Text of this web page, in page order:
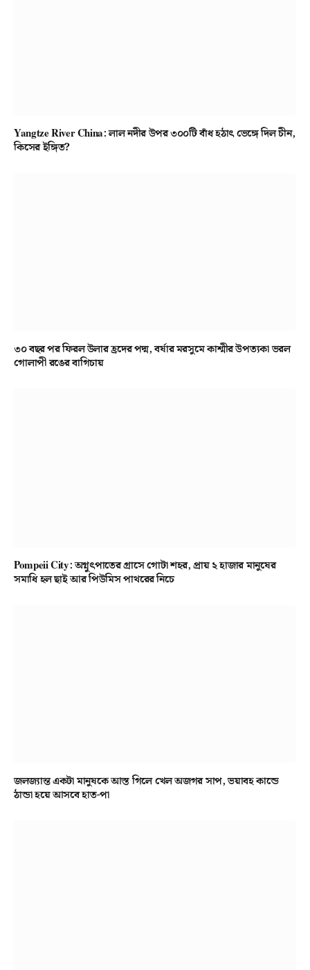
Yangtze River China: লাল নদীর উপর ৩০০টি বাঁধ হঠাৎ ভেঙ্গে দিল চীন,
কিসের ইঙ্গিত?
৩০ বছর পর ফিরল উলার হ্রদের পদ্ম, বর্ষার মরসুমে কাশ্মীর উপত্যকা ভরল
গোলাপী রঙের বাগিচায়
Pompeii City: অগ্নুৎপাতের গ্রাসে গোটা শহর, প্রায় ২ হাজার মানুষের
সমাধি হল ছাই আর পিউমিস পাথরের নিচে
জলজ্যান্ত একটা মানুষকে আস্ত গিলে খেল অজগর সাপ, ভয়াবহ কান্ডে
ঠান্ডা হয়ে আসবে হাত-পা